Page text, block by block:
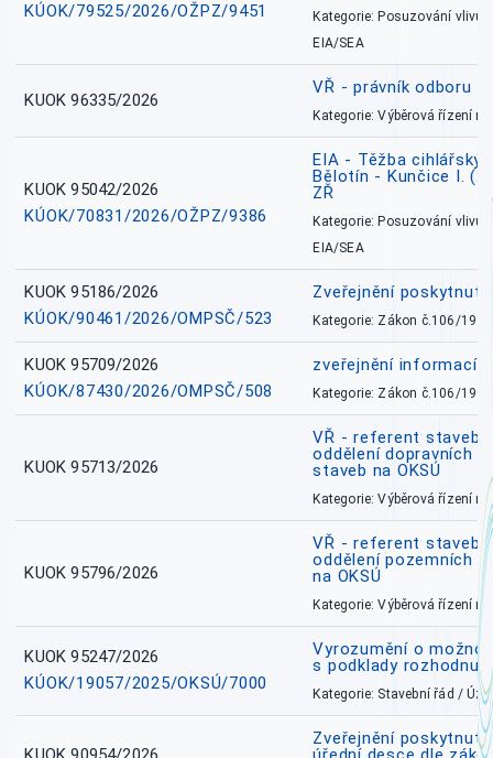
KÚOK/79525/2026/OŽPZ/9451
Kategorie: Posuzování vlivů
EIA/SEA
KUOK 96335/2026
VŘ - právník odboru
Kategorie: Výběrová řízení
KUOK 95042/2026
KÚOK/70831/2026/OŽPZ/9386
EIA - Těžba
Bělotín - Kunčice I.
ZŘ
Kategorie: Posuzování vlivů
EIA/SEA
KUOK 95186/2026
KÚOK/90461/2026/OMPSČ/523
Zveřejnění
Kategorie: Zákon č.106/1999
KUOK 95709/2026
KÚOK/87430/2026/OMPSČ/508
zveřejnění informací
Kategorie: Zákon č.106/1999
KUOK 95713/2026
VŘ - referent
oddělení dopravních
staveb na OKSÚ
Kategorie: Výběrová řízení
KUOK 95796/2026
VŘ - referent
oddělení pozemních
na OKSÚ
Kategorie: Výběrová řízení
KUOK 95247/2026
KÚOK/19057/2025/OKSÚ/7000
Vyrozumění o
s podklady rozhodnutí
Kategorie: Stavební řád /
Zveřejnění